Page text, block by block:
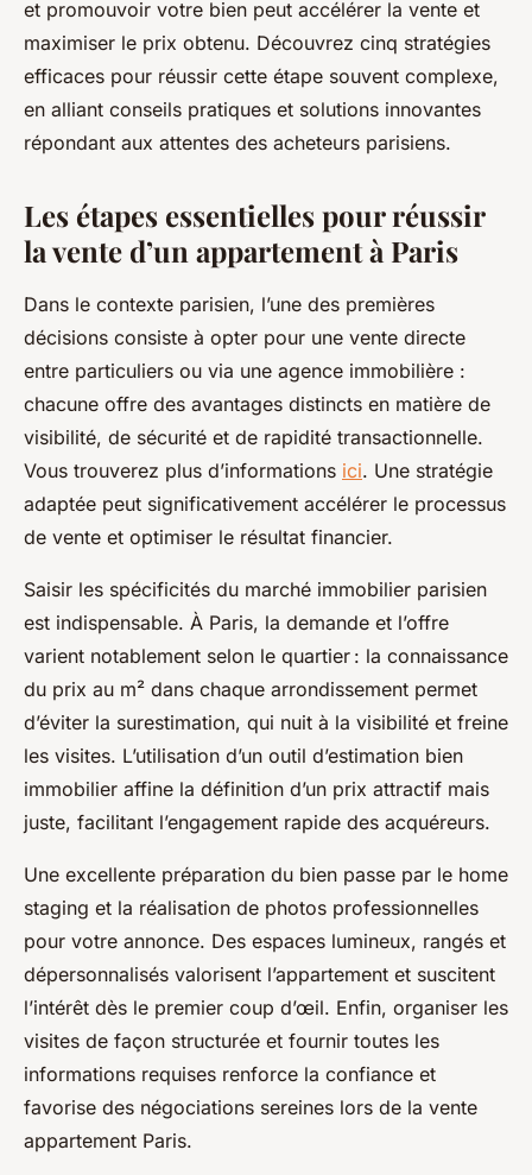
et promouvoir votre bien peut accélérer la vente et
maximiser le prix obtenu. Découvrez cinq stratégies
efficaces pour réussir cette étape souvent complexe,
en alliant conseils pratiques et solutions innovantes
répondant aux attentes des acheteurs parisiens.
Les étapes essentielles pour réussir
la vente d’un appartement à Paris
Dans le contexte parisien, l’une des premières
décisions consiste à opter pour une vente directe
entre particuliers ou via une agence immobilière :
chacune offre des avantages distincts en matière de
visibilité, de sécurité et de rapidité transactionnelle.
Vous trouverez plus d’informations ici. Une stratégie
adaptée peut significativement accélérer le processus
de vente et optimiser le résultat financier.
Saisir les spécificités du marché immobilier parisien
est indispensable. À Paris, la demande et l’offre
varient notablement selon le quartier : la connaissance
du prix au m² dans chaque arrondissement permet
d’éviter la surestimation, qui nuit à la visibilité et freine
les visites. L’utilisation d’un outil d’estimation bien
immobilier affine la définition d’un prix attractif mais
juste, facilitant l’engagement rapide des acquéreurs.
Une excellente préparation du bien passe par le home
staging et la réalisation de photos professionnelles
pour votre annonce. Des espaces lumineux, rangés et
dépersonnalisés valorisent l’appartement et suscitent
l’intérêt dès le premier coup d’œil. Enfin, organiser les
visites de façon structurée et fournir toutes les
informations requises renforce la confiance et
favorise des négociations sereines lors de la vente
appartement Paris.